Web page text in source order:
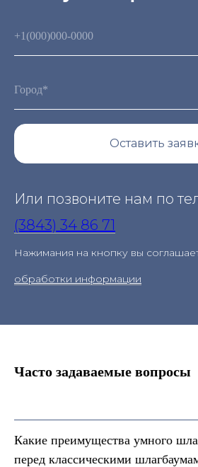
Оставить
Или позвоните нам по
(3843) 34 86 71
Нажимания на кнопку вы
обработки информации
Часто задаваемые вопросы
Какие преимущества умного
перед классическими